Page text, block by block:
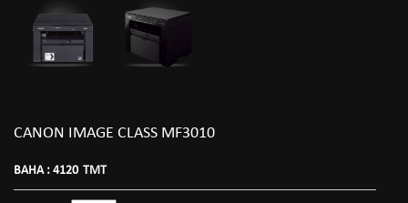
CANON IMAGE CLASS MF3010
BAHA : 4120 TMT